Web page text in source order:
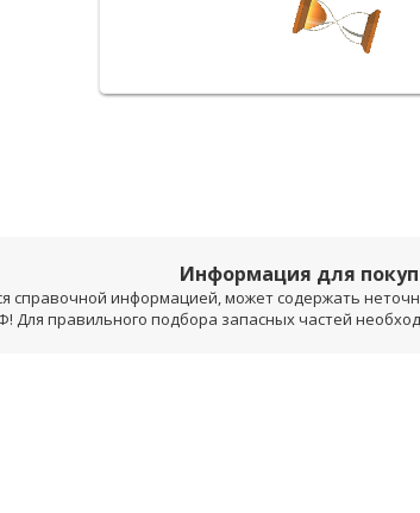
Информация для
справочной информацией, может содержать
Для правильного подбора запасных частей